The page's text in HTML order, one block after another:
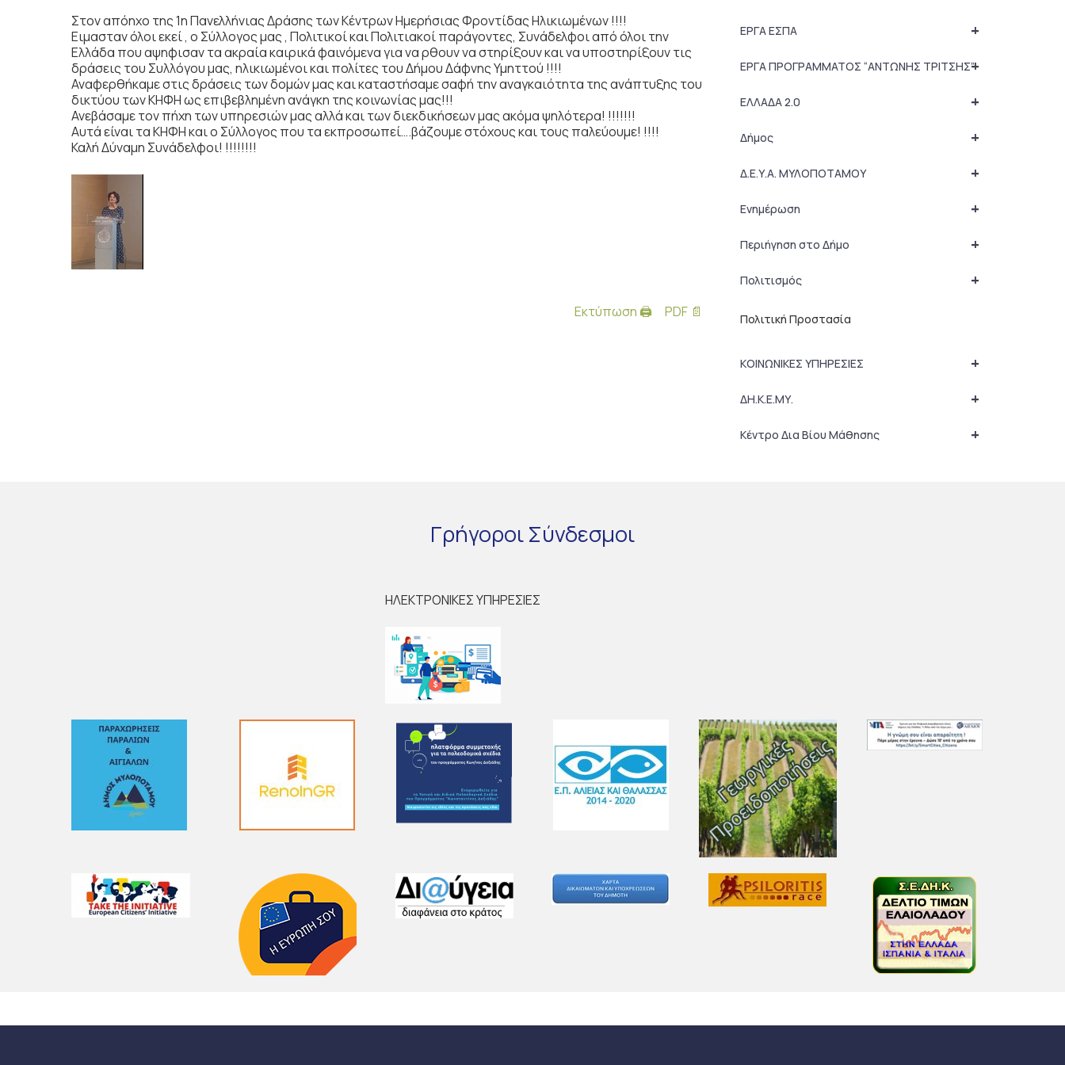
Στον απόηχο της 1η Πανελλήνιας Δράσης των Κέντρων Ημερήσιας Φροντίδας Ηλικιωμένων !!!!
Ειμασταν όλοι εκεί , ο Σύλλογος μας , Πολιτικοί και Πολιτιακοί παράγοντες, Συνάδελφοι από όλοι την
Ελλάδα που αψηφισαν τα ακραία καιρικά φαινόμενα για να ρθουν να στηρίξουν και να υποστηρίξουν τις
δράσεις του Συλλόγου μας, ηλικιωμένοι και πολίτες του Δήμου Δάφνης Υμηττού !!!!
Αναφερθήκαμε στις δράσεις των δομών μας και καταστήσαμε σαφή την αναγκαιότητα της ανάπτυξης του
δικτύου των ΚΗΦΗ ως επιβεβλημένη ανάγκη της κοινωνίας μας!!!
Ανεβάσαμε τον πήχη των υπηρεσιών μας αλλά και των διεκδικήσεων μας ακόμα ψηλότερα! !!!!!!!
Αυτά είναι τα ΚΗΦΗ και ο Σύλλογος που τα εκπροσωπεί….βάζουμε στόχους και τους παλεύουμε! !!!!
Καλή Δύναμη Συνάδελφοι! !!!!!!!!
Εκτύπωση 🖨 PDF 📄
+
ΕΡΓΑ ΕΣΠΑ
+
ΕΡΓΑ ΠΡΟΓΡΑΜΜΑΤΟΣ “ΑΝΤΩΝΗΣ ΤΡΙΤΣΗΣ”
+
ΕΛΛΑΔΑ 2.0
+
Δήμος
+
Δ.Ε.Υ.Α. ΜΥΛΟΠΟΤΑΜΟΥ
+
Ενημέρωση
+
Περιήγηση στο Δήμο
+
Πολιτισμός
Πολιτική Προστασία
+
ΚΟΙΝΩΝΙΚΕΣ ΥΠΗΡΕΣΙΕΣ
+
ΔΗ.Κ.Ε.ΜΥ.
+
Κέντρο Δια Βίου Μάθησης
ΓρήγοροιΣύνδεσμοι
ΗΛΕΚΤΡΟΝΙΚΕΣ ΥΠΗΡΕΣΙΕΣ